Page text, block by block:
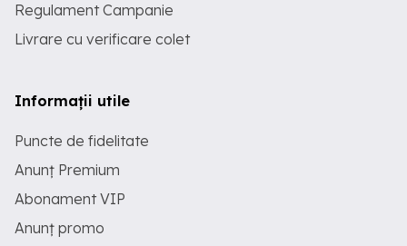
Regulament Campanie
Livrare cu verificare colet
Informații utile
Puncte de fidelitate
Anunț Premium
Abonament VIP
Anunț promo